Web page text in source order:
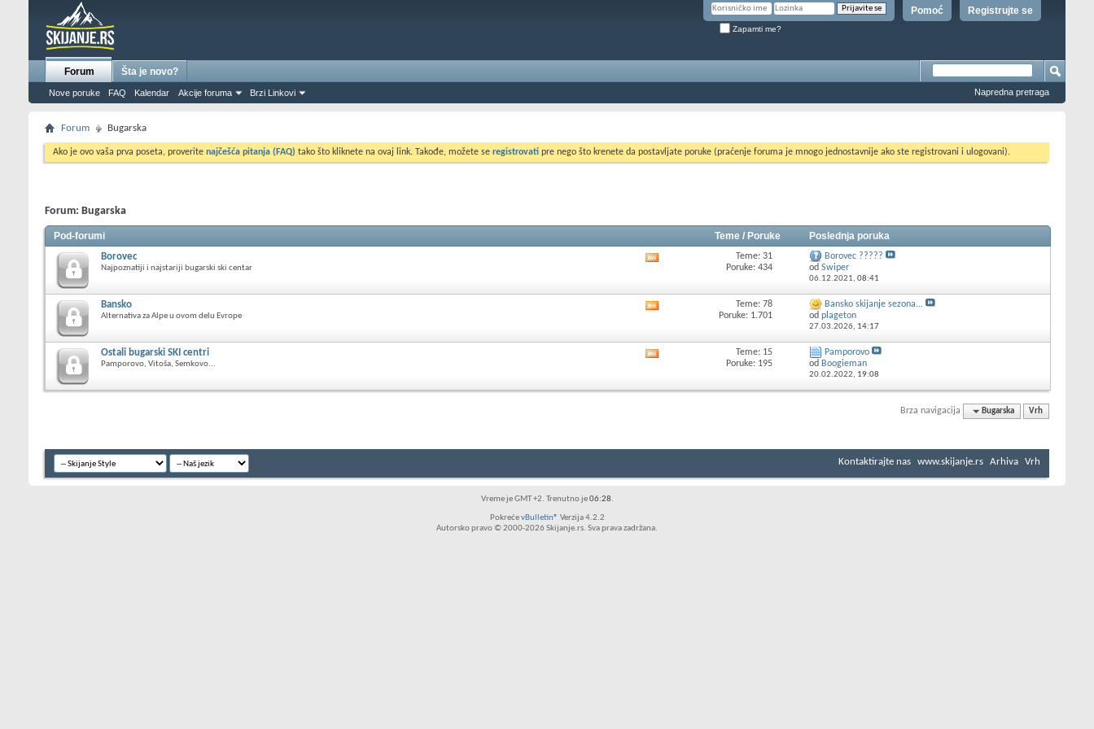
Registrujte se
Pomoć
Zapamti me?
Forum
Nove poruke FAQ Kalendar Akcije foruma Brzi Linkovi
Šta je novo?
Napredna pretraga
Forum Bugarska
Ako je ovo vaša prva poseta, proverite najčešća pitanja (FAQ) tako što kliknete na ovaj link. Takođe, možete se registrovati pre nego što krenete da postavljate poruke (praćenje foruma je mnogo jednostavnije ako ste registrovani i ulogovani).
Forum: Bugarska
Pod-forumi Teme / Poruke Poslednja poruka
Borovec
Najpoznatiji i najstariji bugarski ski centar
ovog
Teme: 31
Poruke: 434
Borovec ?????
od Swiper
06.12.2021, 08:41
Bansko
Alternativa za Alpe u ovom delu Evrope
ovog
Teme: 78
Poruke: 1.701
Bansko skijanje sezona...
od plageton
27.03.2026, 14:17
Ostali bugarski SKI centri
Pamporovo, Vitoša, Semkovo...
ovog
Teme: 15
Poruke: 195
Pamporovo
od Boogieman
20.02.2022, 19:08
Brza navigacija Bugarska Vrh
Kontaktirajte nas www.skijanje.rs Arhiva Vrh
Vreme je GMT +2. Trenutno je06:28.
PokrećevBulletin® Verzija 4.2.2
Autorsko pravo © 2000-2026 Skijanje.rs. Sva prava zadržana.